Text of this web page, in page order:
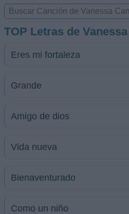
TOP Letras de
Eres mi fortaleza
Grande
Amigo de dios
Vida nueva
Bienaventurado
Como un niño